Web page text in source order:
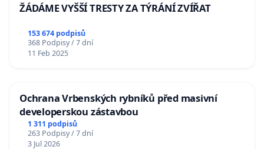
ŽÁDÁME VYŠŠÍ TRESTY ZA TÝRÁNÍ ZVÍŘAT
153 674 podpisů
368 Podpisy / 7 dní
11 Feb 2025
Ochrana Vrbenských rybníků před masivní
developerskou zástavbou
1 311 podpisů
263 Podpisy / 7 dní
3 Jul 2026